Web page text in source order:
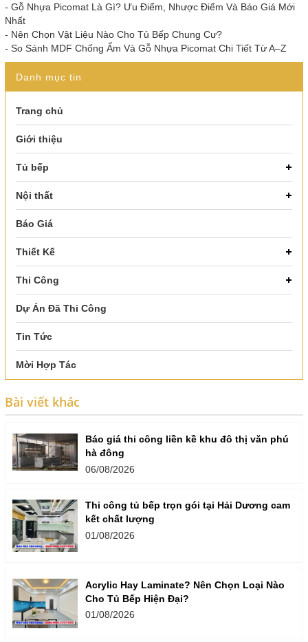
- Gỗ Nhựa Picomat Là Gì? Ưu Điểm, Nhược Điểm Và Báo Giá Mới
Nhất
- Nên Chọn Vật Liệu Nào Cho Tủ Bếp Chung Cư?
- So Sánh MDF Chống Ẩm Và Gỗ Nhựa Picomat Chi Tiết Từ A–Z
Danh mục tin
Trang chủ
Giới thiệu
Tủ bếp
Nội thất
Báo Giá
Thiết Kế
Thi Công
Dự Án Đã Thi Công
Tin Tức
Mời Hợp Tác
Bài viết khác
Báo giá thi công liền kề khu đô thị văn phú
hà đông
06/08/2026
Thi công tủ bếp trọn gói tại Hải Dương cam
kết chất lượng
01/08/2026
Acrylic Hay Laminate? Nên Chọn Loại Nào
Cho Tủ Bếp Hiện Đại?
01/08/2026